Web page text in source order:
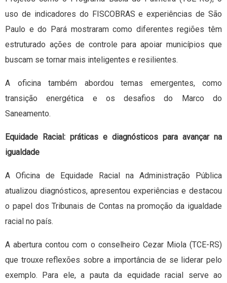
uso de indicadores do FISCOBRAS e experiências de São
Paulo e do Pará mostraram como diferentes regiões têm
estruturado ações de controle para apoiar municípios que
buscam se tornar mais inteligentes e resilientes.
A oficina também abordou temas emergentes, como
transição energética e os desafios do Marco do
Saneamento.
Equidade Racial: práticas e diagnósticos para avançar na
igualdade
A Oficina de Equidade Racial na Administração Pública
atualizou diagnósticos, apresentou experiências e destacou
o papel dos Tribunais de Contas na promoção da igualdade
racial no país.
A abertura contou com o conselheiro Cezar Miola (TCE-RS)
que trouxe reflexões sobre a importância de se liderar pelo
exemplo. Para ele, a pauta da equidade racial serve ao